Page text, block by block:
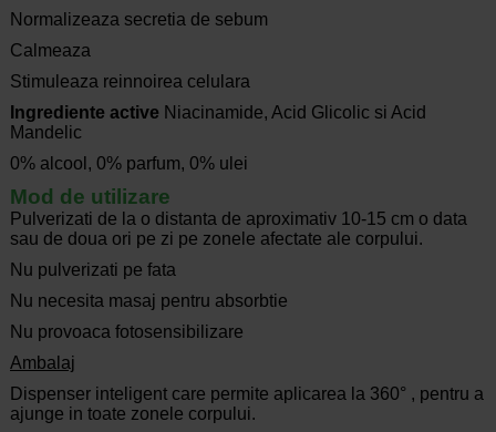
Normalizeaza secretia de sebum
Calmeaza
Stimuleaza reinnoirea celulara
Ingrediente active Niacinamide, Acid Glicolic si Acid
Mandelic
0% alcool, 0% parfum, 0% ulei
Mod de utilizare
Pulverizati de la o distanta de aproximativ 10-15 cm o data
sau de doua ori pe zi pe zonele afectate ale corpului.
Nu pulverizati pe fata
Nu necesita masaj pentru absorbtie
Nu provoaca fotosensibilizare
Ambalaj
Dispenser inteligent care permite aplicarea la 360° , pentru a
ajunge in toate zonele corpului.